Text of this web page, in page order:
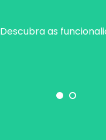
Descubra as